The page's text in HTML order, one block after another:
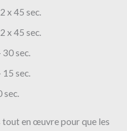
x 45 sec.
x 45 sec.
sec.
sec.
sec.
en œuvre pour que les